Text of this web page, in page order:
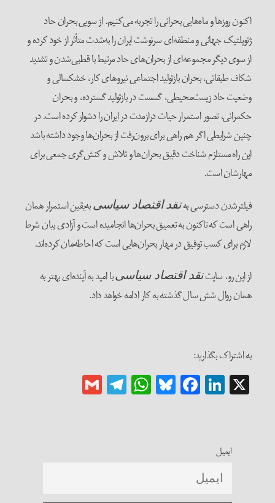
اکنون روزها و ماه‌هایی بحرانی را تجربه می‌کنیم. از سویی بحران حاد
ژئوپلتیک جهانی و منطقه‌ای سرنوشت ایران را به‌شدت متأثر از خود کرده و
از سوی دیگر مجموعه‌ای از بحران‌های حاد مرتبط با قطبی‌شدن و تشدید
شکاف طبقاتی، بحران بازتولید اجتماعی نیروهای کار، خشکسالی و
وضعیت حاد زیست‌محیطی، گسست در بازتولید گسترده، و بحران
حکمرانی، تصور استمرار حیات درازمدت در ایران را دشوار کرده است. در
چنین شرایطی اگر هم راهی برای برون‌رفت از بحران‌ها وجود داشته باشد
این راه مستلزم شناخت دقیق بحران‌ها و تلاش و کنش‌گری جمعی برای
مهارشان است.
فیلترشدن دسترسی بهنقد اقتصاد سیاسیبه‌یقین استمرار همان
راهی است که تاکنون به تعمیق بحران‌ها انجامیده است و آزادی بیان شرط
لازم برای کسب توفیق در مهار بحران‌هایی است که احاطه‌مان کرده‌اند.
از این رو، سایتنقد اقتصاد سیاسیبا امید به آینده‌ای بهتر به
همان روال شش سال گذشته به کار ادامه خواهد داد.
به اشتراک بگذارید:
X
LinkedIn
Facebook
Bluesky
WhatsApp
Telegram
ایمیل